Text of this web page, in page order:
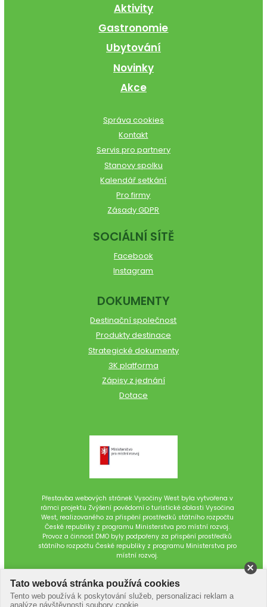
Aktivity
Gastronomie
Ubytování
Novinky
Akce
Správa cookies
Kontakt
Servis pro partnery
Stanovy spolku
Kalendář setkání
Pro firmy
Zásady GDPR
SOCIÁLNÍ SÍTĚ
Facebook
Instagram
DOKUMENTY
Destinační společnost
Produkty destinace
Strategické dokumenty
3K platforma
Zápisy z jednání
Dotace
Přestavba webových stránek Vysočiny West byla vytvořena v
rámci projektu Zvýšení povědomí o turistické oblasti Vysočina
West, realizovaného za přispění prostředků státního rozpočtu
České republiky z programu Ministerstva pro místní rozvoj.
Provoz a činnost DMO byly podpořeny za přispění prostředků
státního rozpočtu České republiky z programu Ministerstva pro
místní rozvoj.
Tato webová stránka používá cookies
Tento web používá k poskytování služeb, personalizaci reklam a
analýze návštěvnosti soubory cookie.